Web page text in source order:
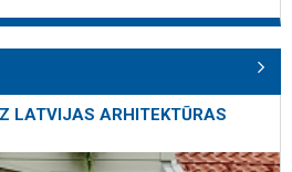
LATVIJAS ARHITEKTŪRAS